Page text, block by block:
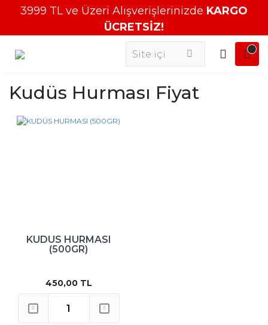
3999 TL ve Üzeri Alışverişlerinizde KARGO
ÜCRETSİZ!
Kudüs Hurması Fiyat
KUDÜS HURMASI
(500GR)
450,00 TL